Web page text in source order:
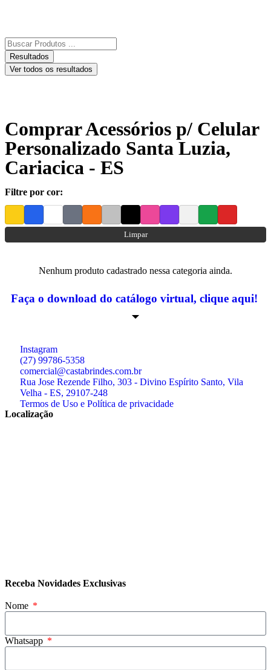
Resultados
Ver todos os resultados
Comprar Acessórios p/ Celular
Personalizado Santa Luzia,
Cariacica - ES
Filtre por cor:
Limpar
Nenhum produto cadastrado nessa categoria ainda.
Faça o download do catálogo virtual, clique aqui!
Instagram
(27) 99786-5358
comercial@castabrindes.com.br
Rua Jose Rezende Filho, 303 - Divino Espírito Santo, Vila
Velha - ES, 29107-248
Termos de Uso e Política de privacidade
Localização
Receba Novidades Exclusivas
Nome
Whatsapp